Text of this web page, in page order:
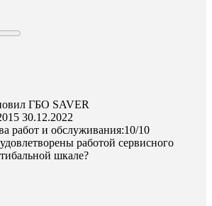
ГБО SAVER
30.12.2022
работ и обслуживания:10/10
работой сервисного
шкале?